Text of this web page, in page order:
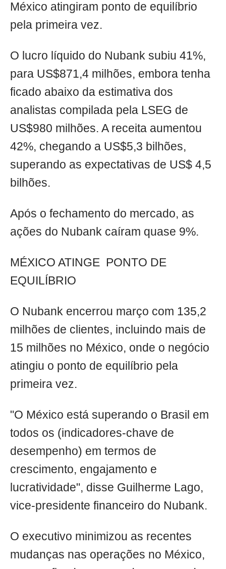
México atingiram ponto de equilíbrio
pela primeira vez.
O lucro líquido do Nubank subiu 41%,
para US$871,4 milhões, embora tenha
ficado abaixo da estimativa dos
analistas compilada pela LSEG de
US$980 milhões. A receita aumentou
42%, chegando a US$5,3 bilhões,
superando as expectativas de US$ 4,5
bilhões.
Após o fechamento do mercado, as
ações do Nubank caíram quase 9%.
MÉXICO ATINGE PONTO DE
EQUILÍBRIO
O Nubank encerrou março com 135,2
milhões de clientes, incluindo mais de
15 milhões no México, onde o negócio
atingiu o ponto de equilíbrio pela
primeira vez.
"O México está superando o Brasil em
todos os (indicadores-chave de
desempenho) em termos de
crescimento, engajamento e
lucratividade", disse Guilherme Lago,
vice-presidente financeiro do Nubank.
O executivo minimizou as recentes
mudanças nas operações no México,